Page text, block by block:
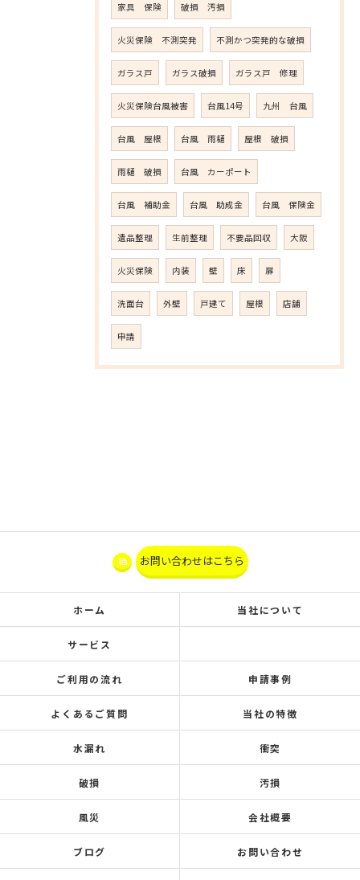
家具 保険 破損 汚損
火災保険 不測突発 不測かつ突発的な破損
ガラス戸 ガラス破損 ガラス戸 修理
火災保険台風被害 台風14号 九州 台風
台風 屋根 台風 雨樋 屋根 破損
雨樋 破損 台風 カーポート
台風 補助金 台風 助成金 台風 保険金
遺品整理 生前整理 不要品回収 大阪
火災保険 内装 壁 床 扉
洗面台 外壁 戸建て 屋根 店舗
申請
お問い合わせはこちら
ホーム 当社について
サービス
ご利用の流れ 申請事例
よくあるご質問 当社の特徴
水漏れ 衝突
破損 汚損
風災 会社概要
ブログ お問い合わせ